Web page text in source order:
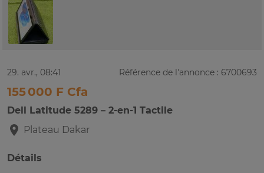
29. avr., 08:41 Référence de l'annonce : 6700693
155 000 F Cfa
Dell Latitude 5289 – 2-en-1 Tactile
Plateau Dakar
Détails